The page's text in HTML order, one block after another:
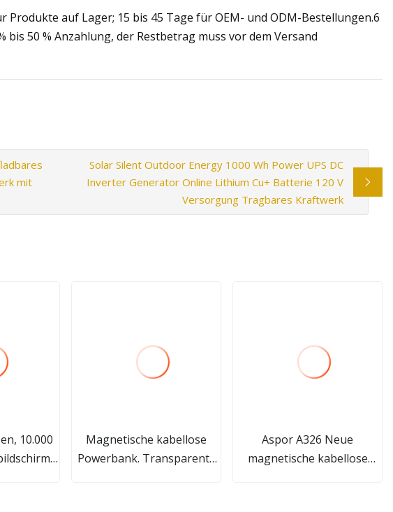
Produkte auf Lager; 15 bis 45 Tage für OEM- und ODM-Bestellungen.6
bis 50 % Anzahlung, der Restbetrag muss vor dem Versand
mit
Solar Silent Outdoor Energy 1000 Wh Power UPS DC
Inverter Generator Online Lithium Cu+ Batterie 120 V
Versorgung Tragbares Kraftwerk
10.000
Magnetische kabellose
Powerbank. Transparente
Aspor A326 Neue
magnetische kabellose